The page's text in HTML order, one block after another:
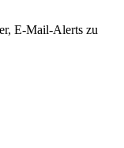
E-Mail-Alerts zu